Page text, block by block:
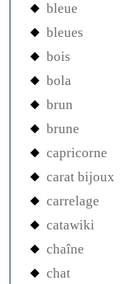
bleue
bleues
bois
bola
brun
brune
capricorne
carat bijoux
carrelage
catawiki
chaîne
chat